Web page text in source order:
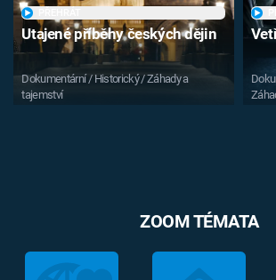
Utajené příběhy českých dějin
Dokumentární / Historický / Záhady a
tajemství
ZOOM TÉMATA